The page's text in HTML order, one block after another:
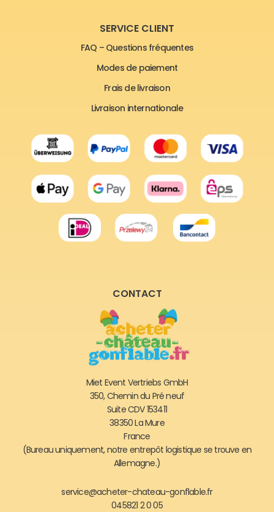
SERVICE CLIENT
FAQ – Questions fréquentes
Modes de paiement
Frais de livraison
Livraison internationale
CONTACT
Miet Event Vertriebs GmbH
350, Chemin du Pré neuf
Suite CDV 153411
38350 La Mure
France
(Bureau uniquement, notre entrepôt logistique se trouve en
Allemagne.)
service@acheter-chateau-gonflable.fr
045821 2 0 05